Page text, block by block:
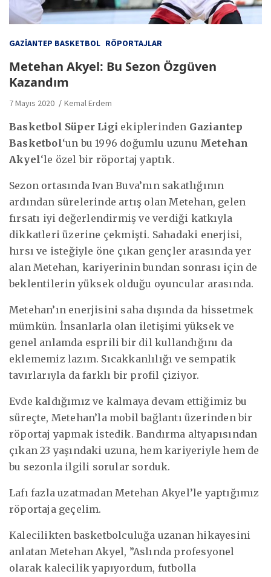
GAZIANTEP BASKETBOL RÖPORTAJLAR
Metehan Akyel: Bu Sezon Özgüven
Kazandım
7 Mayıs 2020 Kemal Erdem
Basketbol Süper Ligi ekiplerinden Gaziantep
Basketbol‘un bu 1996 doğumlu uzunu Metehan
Akyel‘le özel bir röportaj yaptık.
Sezon ortasında Ivan Buva’nın sakatlığının
ardından sürelerinde artış olan Metehan, gelen
fırsatı iyi değerlendirmiş ve verdiği katkıyla
dikkatleri üzerine çekmişti. Sahadaki enerjisi,
hırsı ve isteğiyle öne çıkan gençler arasında yer
alan Metehan, kariyerinin bundan sonrası için de
beklentilerin yüksek olduğu oyuncular arasında.
Metehan’ın enerjisini saha dışında da hissetmek
mümkün. İnsanlarla olan iletişimi yüksek ve
genel anlamda esprili bir dil kullandığını da
eklememiz lazım. Sıcakkanlılığı ve sempatik
tavırlarıyla da farklı bir profil çiziyor.
Evde kaldığımız ve kalmaya devam ettiğimiz bu
süreçte, Metehan’la mobil bağlantı üzerinden bir
röportaj yapmak istedik. Bandırma altyapısından
çıkan 23 yaşındaki uzuna, hem kariyeriyle hem de
bu sezonla ilgili sorular sorduk.
Lafı fazla uzatmadan Metehan Akyel’le yaptığımız
röportaja geçelim.
Kalecilikten basketbolculuğa uzanan hikayesini
anlatan Metehan Akyel, ”Aslında profesyonel
olarak kalecilik yapıyordum, futbolla